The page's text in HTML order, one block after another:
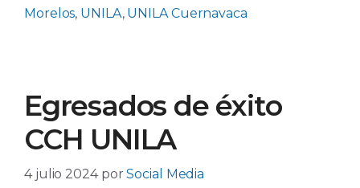
Morelos, UNILA, UNILA Cuernavaca
Egresados de éxito
CCH UNILA
4 julio 2024 porSocial Media